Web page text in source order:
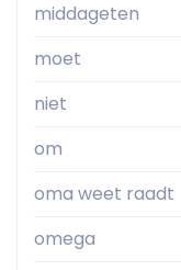
middageten
moet
niet
om
oma weet raadt
omega